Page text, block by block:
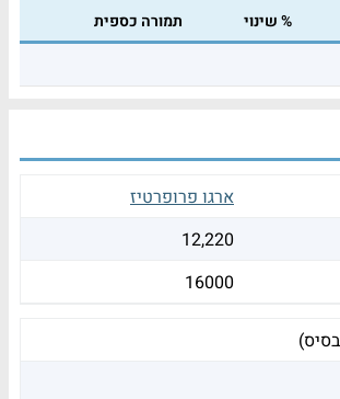
% שינוי
תמורה כספית
ארגו פרופרטיז
12,220
16000